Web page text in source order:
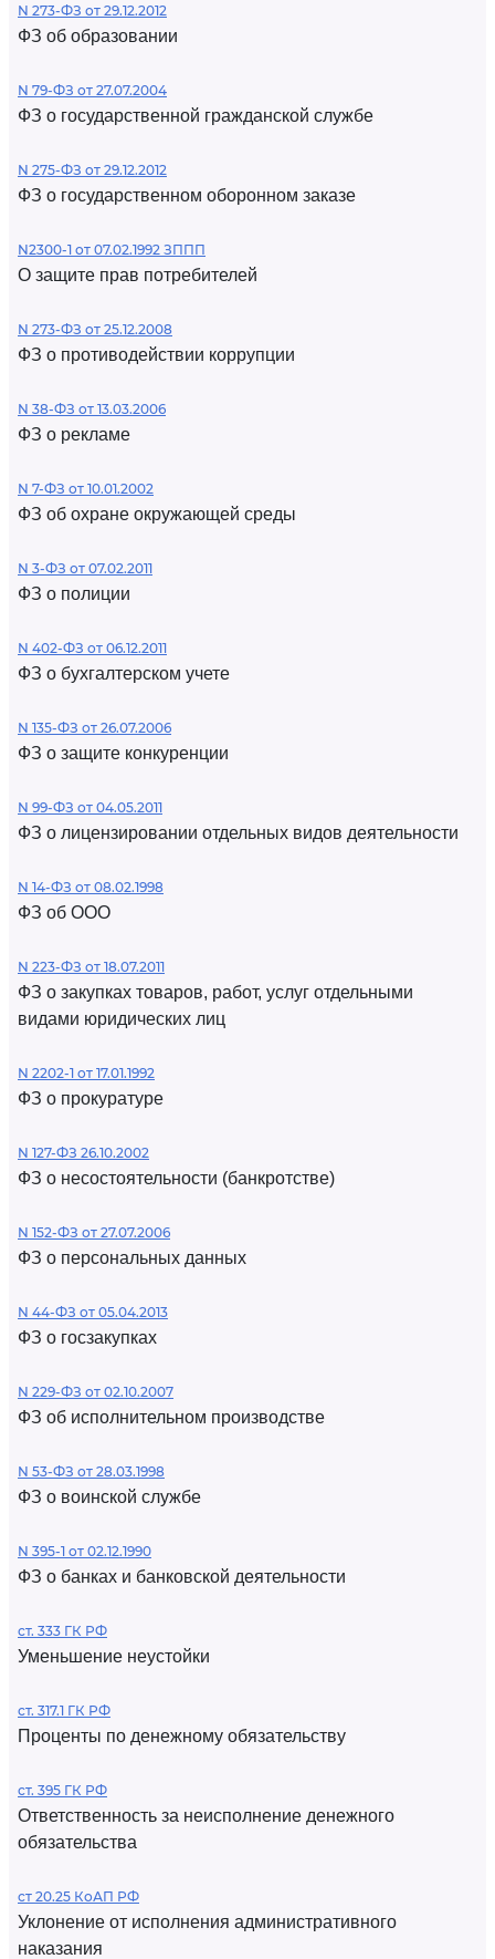
N 273-ФЗ от 29.12.2012
ФЗ об образовании
N 79-ФЗ от 27.07.2004
ФЗ о государственной гражданской службе
N 275-ФЗ от 29.12.2012
ФЗ о государственном оборонном заказе
N2300-1 от 07.02.1992 ЗППП
О защите прав потребителей
N 273-ФЗ от 25.12.2008
ФЗ о противодействии коррупции
N 38-ФЗ от 13.03.2006
ФЗ о рекламе
N 7-ФЗ от 10.01.2002
ФЗ об охране окружающей среды
N 3-ФЗ от 07.02.2011
ФЗ о полиции
N 402-ФЗ от 06.12.2011
ФЗ о бухгалтерском учете
N 135-ФЗ от 26.07.2006
ФЗ о защите конкуренции
N 99-ФЗ от 04.05.2011
ФЗ о лицензировании отдельных видов деятельности
N 14-ФЗ от 08.02.1998
ФЗ об ООО
N 223-ФЗ от 18.07.2011
ФЗ о закупках товаров, работ, услуг отдельными
видами юридических лиц
N 2202-1 от 17.01.1992
ФЗ о прокуратуре
N 127-ФЗ 26.10.2002
ФЗ о несостоятельности (банкротстве)
N 152-ФЗ от 27.07.2006
ФЗ о персональных данных
N 44-ФЗ от 05.04.2013
ФЗ о госзакупках
N 229-ФЗ от 02.10.2007
ФЗ об исполнительном производстве
N 53-ФЗ от 28.03.1998
ФЗ о воинской службе
N 395-1 от 02.12.1990
ФЗ о банках и банковской деятельности
ст. 333 ГК РФ
Уменьшение неустойки
ст. 317.1 ГК РФ
Проценты по денежному обязательству
ст. 395 ГК РФ
Ответственность за неисполнение денежного
обязательства
ст 20.25 КоАП РФ
Уклонение от исполнения административного
наказания